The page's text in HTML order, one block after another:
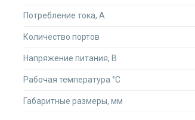
Потребление тока, А
Количество портов
Напряжение питания, В
Рабочая температура °C
Габаритные размеры, мм